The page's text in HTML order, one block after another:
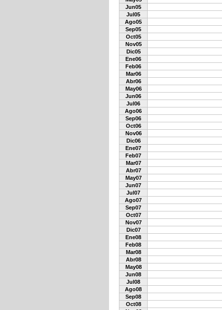
Jun05
Jul05
Ago05
Sep05
Oct05
Nov05
Dic05
Ene06
Feb06
Mar06
Abr06
May06
Jun06
Jul06
Ago06
Sep06
Oct06
Nov06
Dic06
Ene07
Feb07
Mar07
Abr07
May07
Jun07
Jul07
Ago07
Sep07
Oct07
Nov07
Dic07
Ene08
Feb08
Mar08
Abr08
May08
Jun08
Jul08
Ago08
Sep08
Oct08